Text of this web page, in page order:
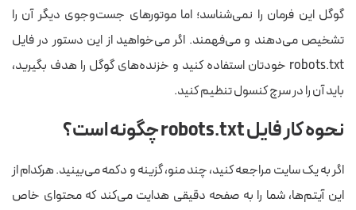
گوگل این فرمان را نمی‌شناسد؛ اما موتورهای جست‌وجوی دیگر آن را
تشخیص می‌دهند و می‌فهمند. اگر می‌خواهید از این دستور در فایل
robots.txt خودتان استفاده کنید و خزنده‌های گوگل را هدف بگیرید،
باید آن را در سرچ کنسول تنظیم کنید.
نحوه کار فایل robots.txt چگونه است؟
اگر به یک سایت مراجعه کنید، چند منو، گزینه و دکمه می‌بینید. هرکدام از
این آیتم‌ها، شما را به صفحه دقیقی هدایت می‌کند که محتوای خاص